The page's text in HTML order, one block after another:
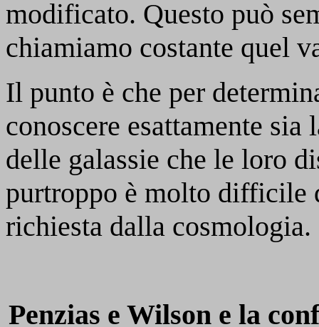
modificato. Questo può
chiamiamo costante quel
Il punto è che per
conoscere esattamente
delle galassie che le loro
purtroppo è molto difficile
richiesta dalla cosmologia.
Penzias e Wilson e la